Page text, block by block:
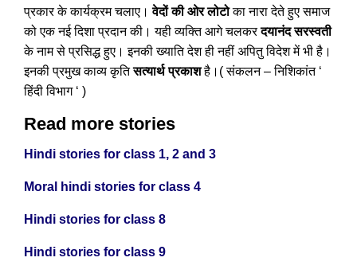
प्रकार के कार्यक्रम चलाए।वेदों की ओर लोटोका नारा देते हुए समाज
को एक नई दिशा प्रदान की। यही व्यक्ति आगे चलकरदयानंद सरस्वती
के नाम से प्रसिद्ध हुए। इनकी ख्याति देश ही नहीं अपितु विदेश में भी है।
इनकी प्रमुख काव्य कृतिसत्यार्थ प्रकाशहै।( संकलन – निशिकांत ‘
हिंदी विभाग ‘ )
Read more stories
Hindi stories for class 1, 2 and 3
Moral hindi stories for class 4
Hindi stories for class 8
Hindi stories for class 9